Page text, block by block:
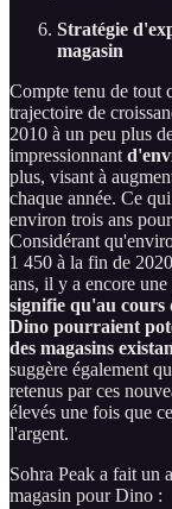
Stratégie
magasin
Compte tenu de tout
trajectoire de
2010 à un peu plus
impressionnant
plus, visant à
chaque année. Ce
environ trois ans
Considérant
1 450 à la fin de
ans, il y a encore une
signifie qu'au cours
Dino pourraient
des magasins
suggère également
retenus par ces
élevés une fois que
l'argent.
Sohra Peak a fait un
magasin pour Dino :